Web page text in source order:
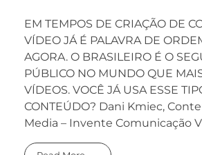
EM TEMPOS DE CRIAÇÃO DE
VÍDEO JÁ É PALAVRA DE
AGORA. O BRASILEIRO É O
PÚBLICO NO MUNDO QUE
VÍDEOS. VOCÊ JÁ USA ESSE
CONTEÚDO? Dani Kmiec,
Media – Invente Comunicação